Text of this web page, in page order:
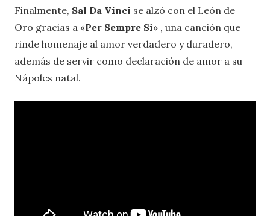
Finalmente, Sal Da Vinci se alzó con el León de
Oro gracias a «Per Sempre Sì» , una canción que
rinde homenaje al amor verdadero y duradero,
además de servir como declaración de amor a su
Nápoles natal.